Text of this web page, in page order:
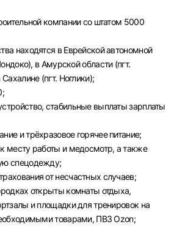
компании со штатом 5000
находятся в Еврейской автономной
в Амурской области (пгт.
(пгт. Ноглики);
стабильные выплаты зарплаты
и трёхразовое горячее питание;
месту работы и медосмотр, а также
спецодежду;
от несчастных случаев;
открыты комнаты отдыха,
и площадки для тренировок на
товарами, ПВЗ Ozon;